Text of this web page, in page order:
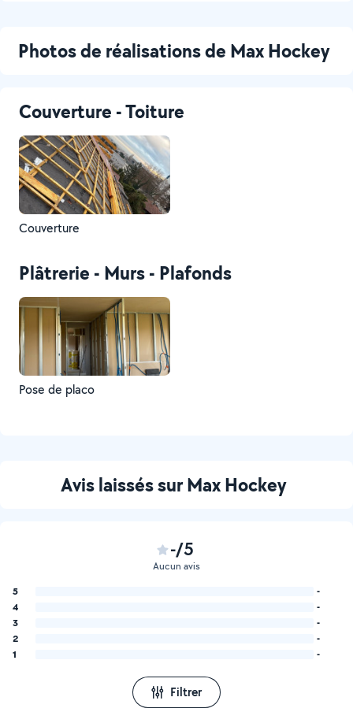
Photos de réalisations de Max Hockey
Couverture - Toiture
Couverture
Plâtrerie - Murs - Plafonds
Pose de placo
Avis laissés sur Max Hockey
-/5
Aucun avis
5
-
4
-
3
-
2
-
1
-
Filtrer